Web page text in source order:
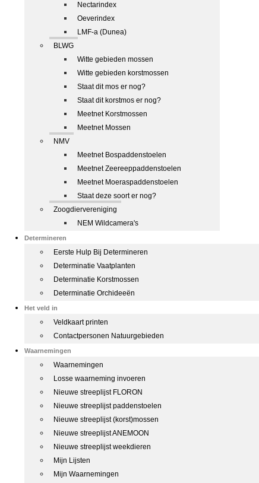
Nectarindex
Oeverindex
LMF-a (Dunea)
BLWG
Witte gebieden mossen
Witte gebieden korstmossen
Staat dit mos er nog?
Staat dit korstmos er nog?
Meetnet Korstmossen
Meetnet Mossen
NMV
Meetnet Bospaddenstoelen
Meetnet Zeereeppaddenstoelen
Meetnet Moeraspaddenstoelen
Staat deze soort er nog?
Zoogdiervereniging
NEM Wildcamera's
Determineren
Eerste Hulp Bij Determineren
Determinatie Vaatplanten
Determinatie Korstmossen
Determinatie Orchideeën
Het veld in
Veldkaart printen
Contactpersonen Natuurgebieden
Waarnemingen
Waarnemingen
Losse waarneming invoeren
Nieuwe streeplijst FLORON
Nieuwe streeplijst paddenstoelen
Nieuwe streeplijst (korst)mossen
Nieuwe streeplijst ANEMOON
Nieuwe streeplijst weekdieren
Mijn Lijsten
Mijn Waarnemingen